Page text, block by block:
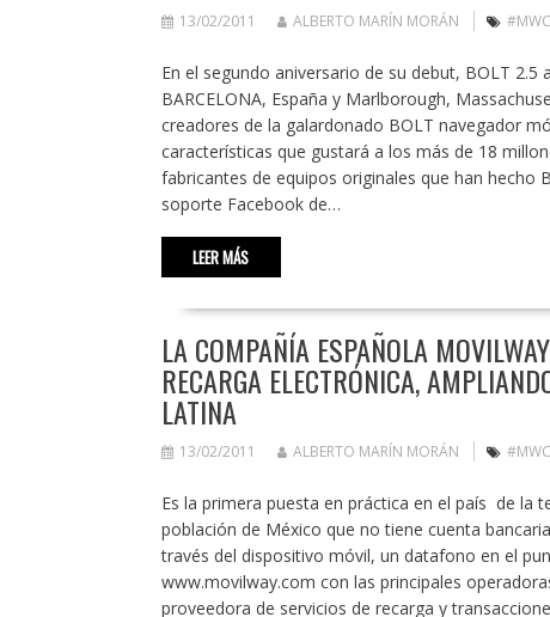
13/02/2011 ALBERTO MARÍN MORÁN
En el segundo aniversario de su debut, BOLT
BARCELONA, España y Marlborough,
creadores de la galardonado BOLT navegador
características que gustará a los más de 18
fabricantes de equipos originales que han hecho
soporte Facebook de…
LEER MÁS
LA COMPAÑÍA ESPAÑOLA
RECARGA ELECTRÓNICA,
LATINA
13/02/2011 ALBERTO MARÍN MORÁN
Es la primera puesta en práctica en el país de la
población de México que no tiene cuenta
través del dispositivo móvil, un datafono en el
www.movilway.com con las principales
proveedora de servicios de recarga y